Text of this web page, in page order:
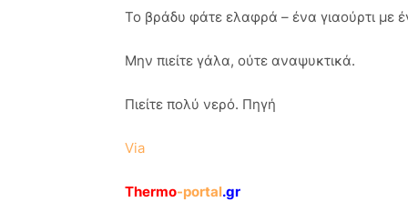
Το βράδυ φάτε ελαφρά – ένα γιαούρτι με
Μην πιείτε γάλα, ούτε αναψυκτικά.
Πιείτε πολύ νερό. Πηγή
Via
Thermo-portal.gr